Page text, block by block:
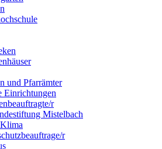
und Pfarrämter
Einrichtungen
r
Mistelbach
r